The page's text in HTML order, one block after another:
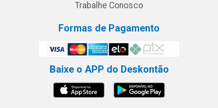
Trabalhe Conosco
Formas de Pagamento
Baixe o APP do Deskontão